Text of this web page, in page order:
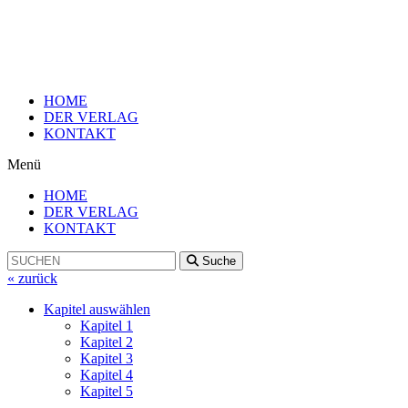
HOME
DER VERLAG
KONTAKT
Menü
HOME
DER VERLAG
KONTAKT
Suche
« zurück
Kapitel auswählen
Kapitel 1
Kapitel 2
Kapitel 3
Kapitel 4
Kapitel 5